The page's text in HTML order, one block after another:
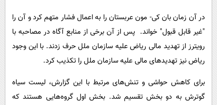
در آن زمان بان کی- مون عربستان را به اعمال فشار متهم کرد و آن را
"غیر قابل قبول" خواند. پس از آن برخی از منابع آگاه در مصاحبه‌ با
رویترز از تهدید مالی ریاض علیه سازمان ملل حرف زدند. با این وجود
ریاض نیز تهدیدهای مالی علیه سازمان ملل را تکذیب کرد.
برای کاهش حواشی و تنش‌های مرتبط با این گزارش، لیست سیاه
گوترش به دو بخش تقسیم شد. بخش اول گروه‌هایی هستند که